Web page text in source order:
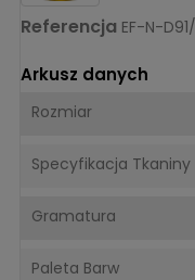
Referencja EF-N-
Arkusz danych
Rozmiar
Specyfikacja Tkaniny
Gramatura
Paleta Barw